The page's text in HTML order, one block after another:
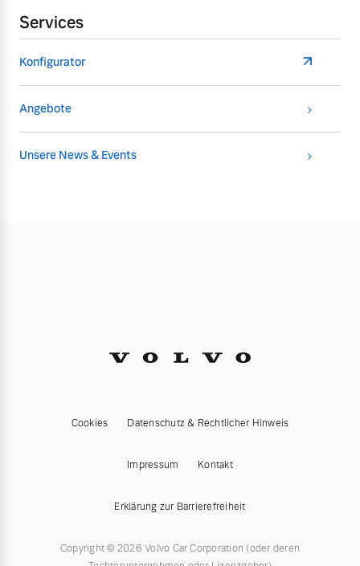
Services
Konfigurator
Angebote
Unsere News & Events
Cookies Datenschutz & Rechtlicher Hinweis
Impressum Kontakt
Erklärung zur Barrierefreiheit
Copyright © 2026 Volvo Car Corporation (oder deren